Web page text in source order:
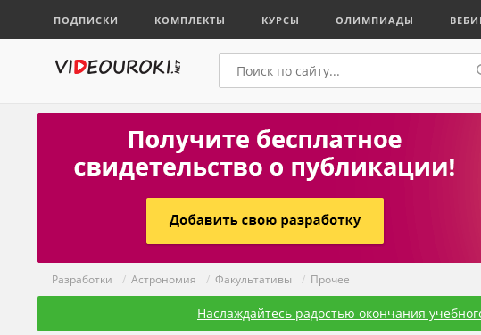
ПОДПИСКИ КОМПЛЕКТЫ КУРСЫ ОЛИМПИАДЫ
Разработки / Астрономия / Факультативы / Прочее
Наслаждайтесь радостью окончания